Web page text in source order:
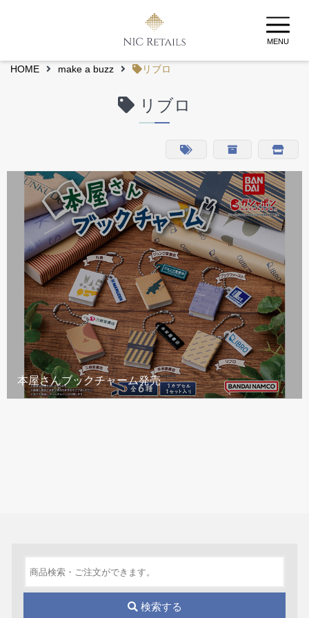
MENU
HOME make a buzz リブロ
リブロ
本屋さんブックチャーム発売
検索する